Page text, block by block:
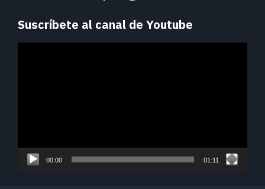
Suscríbete al canal de Youtube
00:00 01:11